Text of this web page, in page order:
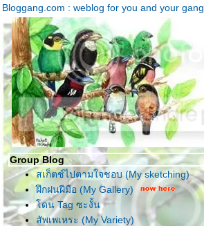
Bloggang.com : weblog for you and your gang
Group Blog
สเก็ตช์ไปตามใจชอบ (My sketching)
ฝึกฝนฝีมือ (My Gallery)
ดน Tag ซะงั้น
สัพเพเหระ (My Variety)